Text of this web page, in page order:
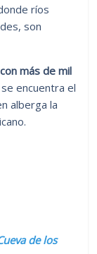
ríos
son
más de mil
encuentra el
alberga la
de los